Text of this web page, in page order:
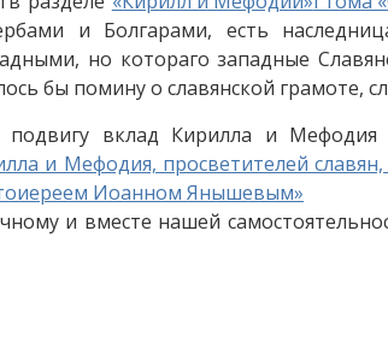
и Болгарами, есть
но котораго западные
бы помину о славянской грамоте,
подвигу вклад Кирилла и
и Мефодия, просветителей
Иоанном Янышевым»
и вместе нашей